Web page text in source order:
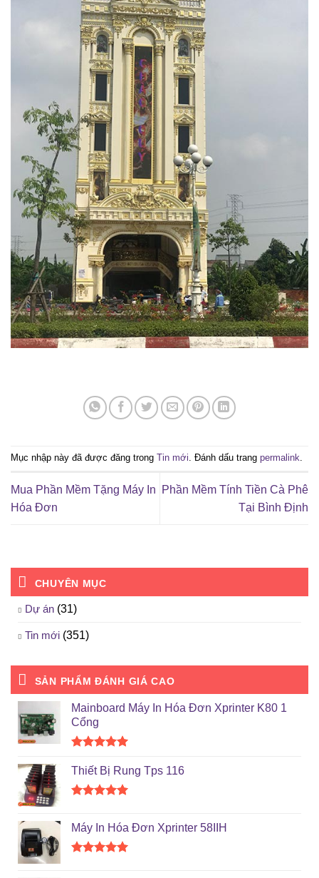
Mục nhập này đã được đăng trong Tin mới. Đánh dấu trang permalink.
Mua Phần Mềm Tặng Máy In
Hóa Đơn
Phần Mềm Tính Tiền Cà Phê
Tại Bình Định
CHUYÊN MỤC
Dự án (31)
Tin mới (351)
SẢN PHẨM ĐÁNH GIÁ CAO
Mainboard Máy In Hóa Đơn Xprinter K80 1
Cổng
hạng 5.00
5 sao
Thiết Bị Rung Tps 116
5 sao
Máy In Hóa Đơn Xprinter 58IIH